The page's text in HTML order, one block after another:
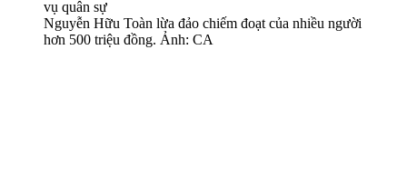
Nguyễn Hữu Toàn lừa đảo chiếm đoạt của nhiều người
hơn 500 triệu đồng. Ảnh: CA